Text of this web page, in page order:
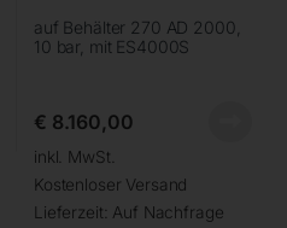
auf Behälter 270 AD 2000,
10 bar, mit ES4000S
€ 8.160,00
inkl. MwSt.
Kostenloser Versand
Lieferzeit: Auf Nachfrage